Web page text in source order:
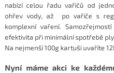
nabízí celou řadu vařičů od
ohřev vody, až po vařiče s
komplexní vaření.
efektivita při minimální spotřebě
Na nejmenší 100g kartuši uvaříte
Nyní máme akci ke